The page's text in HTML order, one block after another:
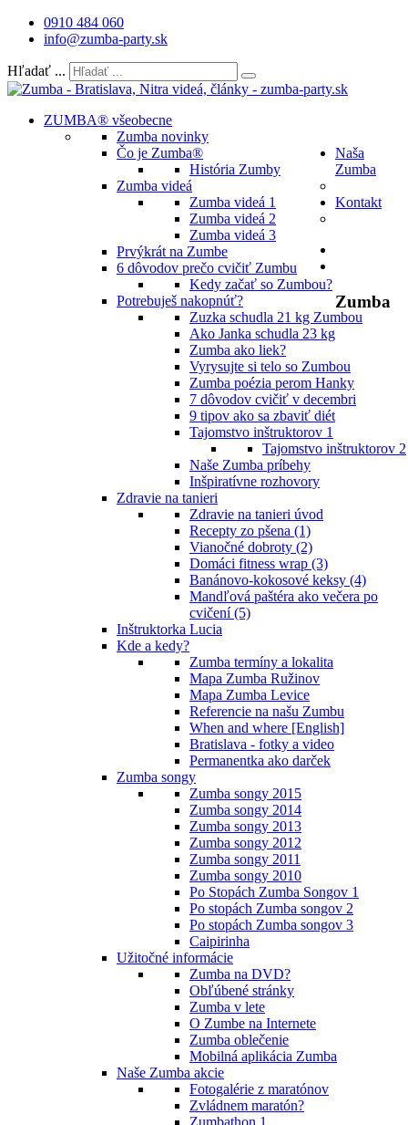
0910 484 060
info@zumba-party.sk
Hľadať ...
ZUMBA® všeobecne
Zumba novinky
Čo je Zumba®
História Zumby
Zumba videá
Zumba videá 1
Zumba videá 2
Zumba videá 3
Prvýkrát na Zumbe
6 dôvodov prečo cvičiť Zumbu
Kedy začať so Zumbou?
Potrebuješ nakopnúť?
Zuzka schudla 21 kg Zumbou
Ako Janka schudla 23 kg
Zumba ako liek?
Vyrysujte si telo so Zumbou
Zumba poézia perom Hanky
7 dôvodov cvičiť v decembri
9 tipov ako sa zbaviť diét
Tajomstvo inštruktorov 1
Tajomstvo inštruktorov 2
Naše Zumba príbehy
Inšpiratívne rozhovory
Naša
Zumba
Zdravie na tanieri
Zdravie na tanieri úvod
Recepty zo pšena (1)
Vianočné dobroty (2)
Domáci fitness wrap (3)
Banánovo-kokosové keksy (4)
Mandľová paštéra ako večera po
cvičení (5)
Inštruktorka Lucia
Kde a kedy?
Zumba termíny a lokalita
Mapa Zumba Ružinov
Mapa Zumba Levice
Referencie na našu Zumbu
When and where [English]
Bratislava - fotky a video
Permanentka ako darček
Zumba songy
Zumba songy 2015
Zumba songy 2014
Zumba songy 2013
Zumba songy 2012
Zumba songy 2011
Zumba songy 2010
Po Stopách Zumba Songov 1
Po stopách Zumba songov 2
Po stopách Zumba songov 3
Caipirinha
Užitočné informácie
Zumba na DVD?
Obľúbené stránky
Zumba v lete
O Zumbe na Internete
Zumba oblečenie
Mobilná aplikácia Zumba
Naše Zumba akcie
Fotogalérie z maratónov
Zvládnem maratón?
Zumbathon 1
Kontakt
Zumba